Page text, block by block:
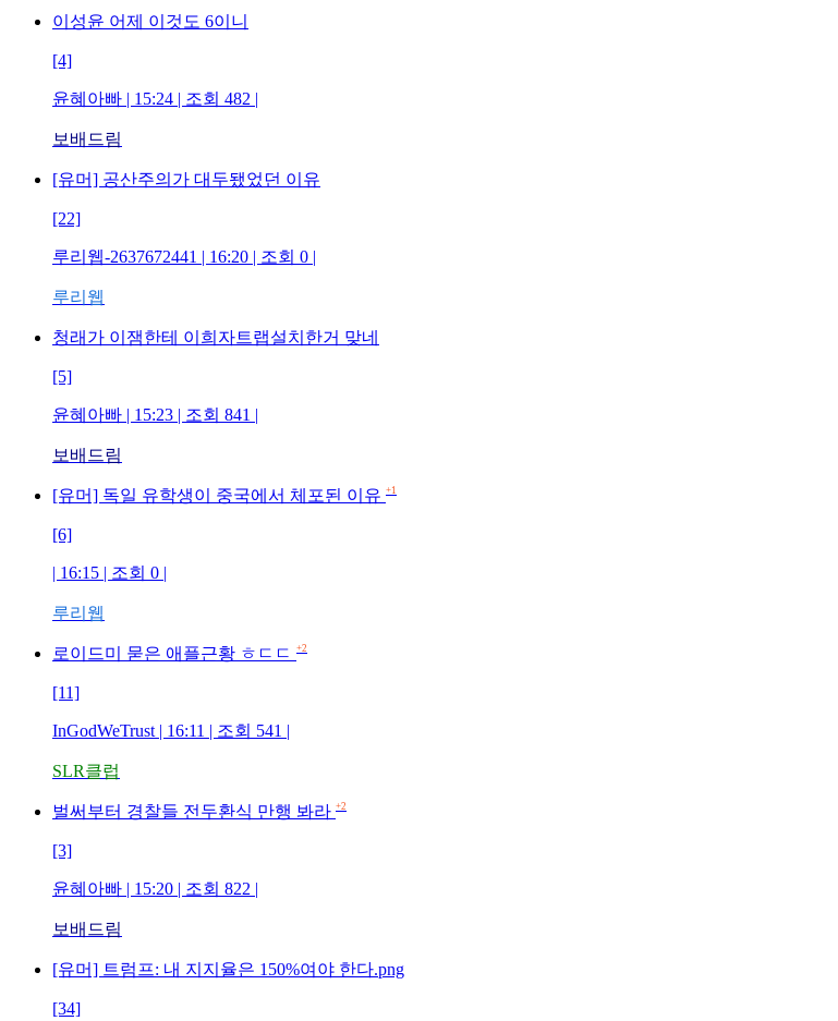
이성윤 어제 이것도 6이니
[4]
윤혜아빠 | 15:24 | 조회 482 |
보배드림
[유머] 공산주의가 대두됐었던 이유
[22]
루리웹-2637672441 | 16:20 | 조회 0 |
루리웹
청래가 이잼한테 이희자트랩설치한거 맞네
[5]
윤혜아빠 | 15:23 | 조회 841 |
보배드림
[유머] 독일 유학생이 중국에서 체포된 이유 +1
[6]
| 16:15 | 조회 0 |
루리웹
로이드미 묻은 애플근황 ㅎㄷㄷ +2
[11]
InGodWeTrust | 16:11 | 조회 541 |
SLR클럽
벌써부터 경찰들 전두환식 만행 봐라 +2
[3]
윤혜아빠 | 15:20 | 조회 822 |
보배드림
[유머] 트럼프: 내 지지율은 150%여야 한다.png
[34]